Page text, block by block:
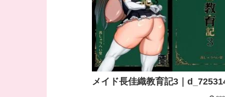
メイド長佳織教育記3｜